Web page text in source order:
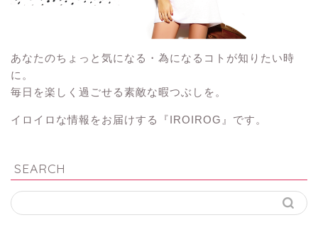
あなたのちょっと気になる・為になるコトが知りたい時
に。
毎日を楽しく過ごせる素敵な暇つぶしを。
イロイロな情報をお届けする『IROIROG』です。
SEARCH